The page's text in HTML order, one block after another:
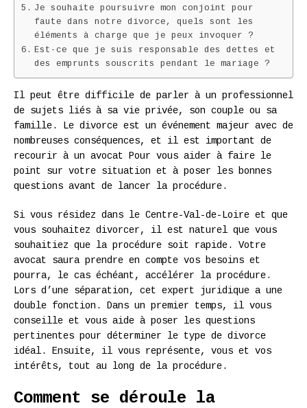
Je souhaite poursuivre mon conjoint pour
faute dans notre divorce, quels sont les
éléments à charge que je peux invoquer ?
Est-ce que je suis responsable des dettes et
des emprunts souscrits pendant le mariage ?
Il peut être difficile de parler à un professionnel
de sujets liés à sa vie privée, son couple ou sa
famille. Le divorce est un événement majeur avec de
nombreuses conséquences, et il est important de
recourir à un avocat Pour vous aider à faire le
point sur votre situation et à poser les bonnes
questions avant de lancer la procédure.
Si vous résidez dans le Centre-Val-de-Loire et que
vous souhaitez divorcer, il est naturel que vous
souhaitiez que la procédure soit rapide. Votre
avocat saura prendre en compte vos besoins et
pourra, le cas échéant, accélérer la procédure.
Lors d’une séparation, cet expert juridique a une
double fonction. Dans un premier temps, il vous
conseille et vous aide à poser les questions
pertinentes pour déterminer le type de divorce
idéal. Ensuite, il vous représente, vous et vos
intérêts, tout au long de la procédure.
Comment se déroule la